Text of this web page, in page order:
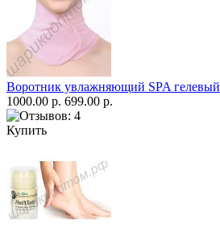
Воротник увлажняющий SPA гелевый
1000.00 р. 699.00 р.
Купить